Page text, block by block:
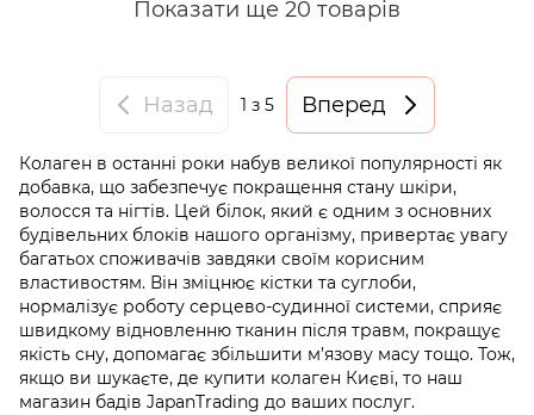
Показати ще 20 товарів
Назад 1 з 5 Вперед
Колаген в останні роки набув великої популярності як
добавка, що забезпечує покращення стану шкіри,
волосся та нігтів. Цей білок, який є одним з основних
будівельних блоків нашого організму, привертає увагу
багатьох споживачів завдяки своїм корисним
властивостям. Він зміцнює кістки та суглоби,
нормалізує роботу серцево-судинної системи, сприяє
швидкому відновленню тканин після травм, покращує
якість сну, допомагає збільшити м’язову масу тощо. Тож,
якщо ви шукаєте, де купити колаген Києві, то наш
магазин бадів JapanTrading до ваших послуг.